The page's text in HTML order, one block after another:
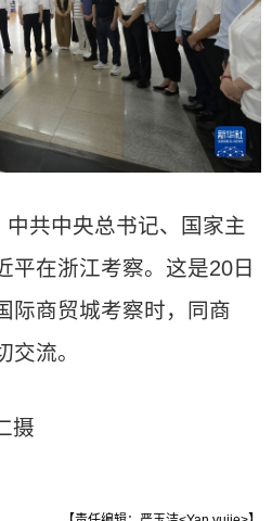
中共中央总书记、国家主
平在浙江考察。这是20日
际商贸城考察时，同商
流。
摄